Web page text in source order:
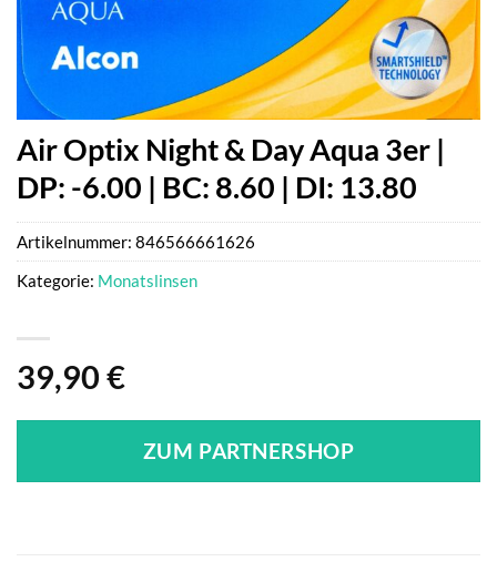
Air Optix Night & Day Aqua 3er |
DP: -6.00 | BC: 8.60 | DI: 13.80
39,90 €
ZUM PARTNERSHOP
Artikelnummer: 846566661626
Kategorie: Monatslinsen